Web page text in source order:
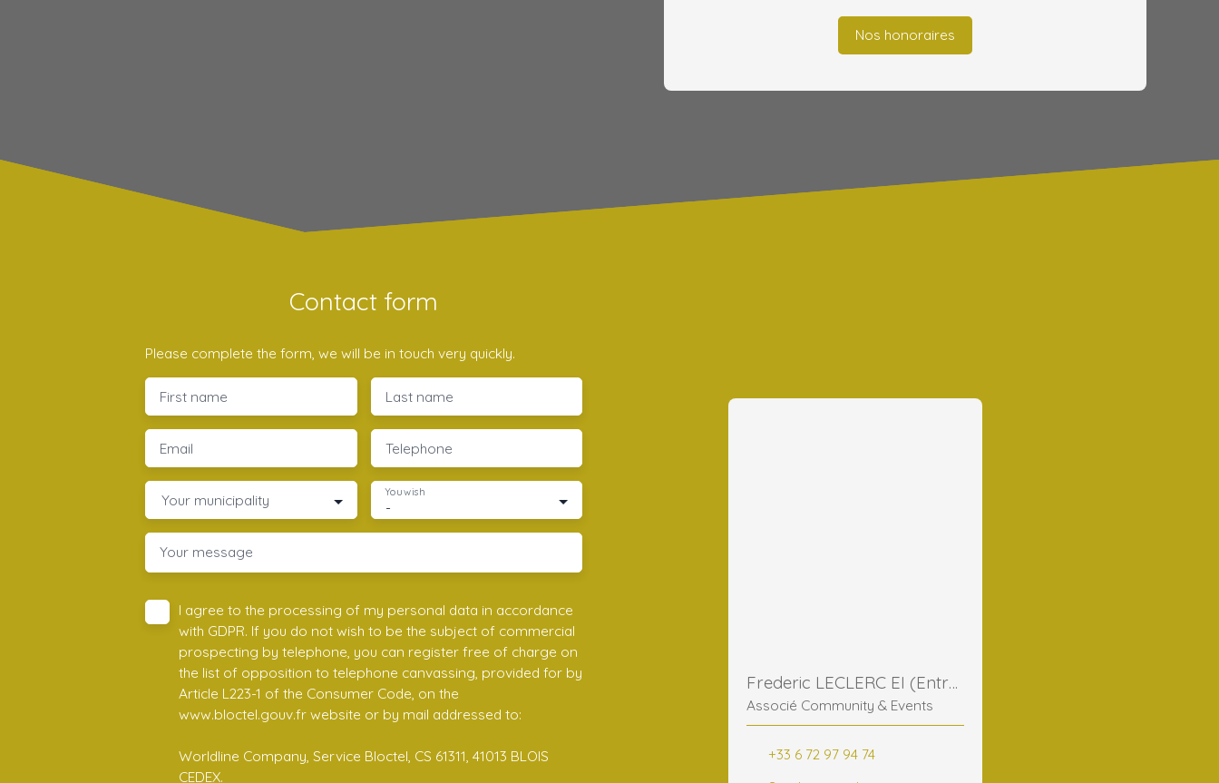
Nos honoraires
Contact form
Please complete the form, we will be in touch very quickly.
First name Last name
Email Telephone
Your municipality -
You wish
Your message
I agree to the processing of my personal data in accordance
with GDPR. If you do not wish to be the subject of commercial
prospecting by telephone, you can register free of charge on
the list of opposition to telephone canvassing, provided for by
Article L223-1 of the Consumer Code, on the
www.bloctel.gouv.fr website or by mail addressed to:
Worldline Company, Service Bloctel, CS 61311, 41013 BLOIS
CEDEX.
Frederic LECLERC EI (Entreprise Individuelle)
Associé Community & Events
+33 6 72 97 94 74